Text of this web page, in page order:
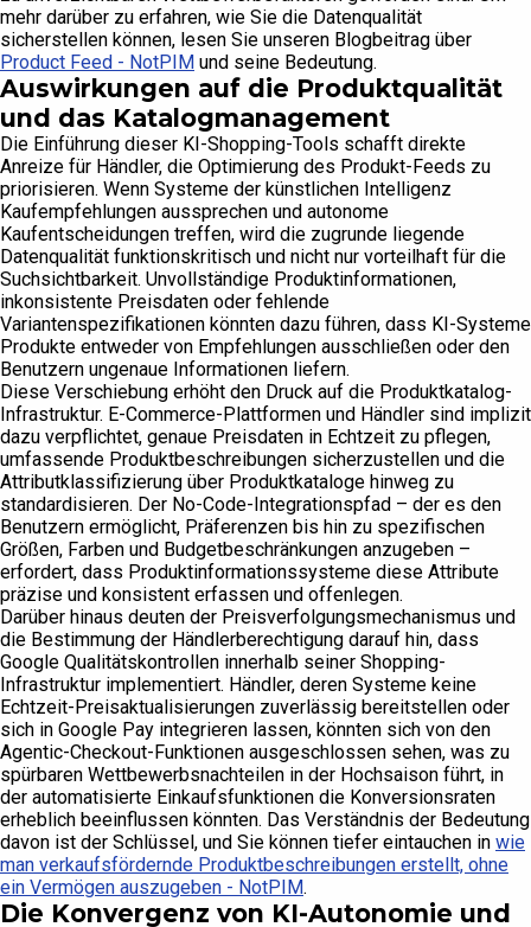
mehr darüber zu erfahren, wie Sie die Datenqualität
sicherstellen können, lesen Sie unseren Blogbeitrag über
Product Feed - NotPIM und seine Bedeutung.
Auswirkungen auf die Produktqualität
und das Katalogmanagement
Die Einführung dieser KI-Shopping-Tools schafft direkte
Anreize für Händler, die Optimierung des Produkt-Feeds zu
priorisieren. Wenn Systeme der künstlichen Intelligenz
Kaufempfehlungen aussprechen und autonome
Kaufentscheidungen treffen, wird die zugrunde liegende
Datenqualität funktionskritisch und nicht nur vorteilhaft für die
Suchsichtbarkeit. Unvollständige Produktinformationen,
inkonsistente Preisdaten oder fehlende
Variantenspezifikationen könnten dazu führen, dass KI-Systeme
Produkte entweder von Empfehlungen ausschließen oder den
Benutzern ungenaue Informationen liefern.
Diese Verschiebung erhöht den Druck auf die Produktkatalog-
Infrastruktur. E-Commerce-Plattformen und Händler sind implizit
dazu verpflichtet, genaue Preisdaten in Echtzeit zu pflegen,
umfassende Produktbeschreibungen sicherzustellen und die
Attributklassifizierung über Produktkataloge hinweg zu
standardisieren. Der No-Code-Integrationspfad – der es den
Benutzern ermöglicht, Präferenzen bis hin zu spezifischen
Größen, Farben und Budgetbeschränkungen anzugeben –
erfordert, dass Produktinformationssysteme diese Attribute
präzise und konsistent erfassen und offenlegen.
Darüber hinaus deuten der Preisverfolgungsmechanismus und
die Bestimmung der Händlerberechtigung darauf hin, dass
Google Qualitätskontrollen innerhalb seiner Shopping-
Infrastruktur implementiert. Händler, deren Systeme keine
Echtzeit-Preisaktualisierungen zuverlässig bereitstellen oder
sich in Google Pay integrieren lassen, könnten sich von den
Agentic-Checkout-Funktionen ausgeschlossen sehen, was zu
spürbaren Wettbewerbsnachteilen in der Hochsaison führt, in
der automatisierte Einkaufsfunktionen die Konversionsraten
erheblich beeinflussen könnten. Das Verständnis der Bedeutung
davon ist der Schlüssel, und Sie können tiefer eintauchen in wie
man verkaufsfördernde Produktbeschreibungen erstellt, ohne
ein Vermögen auszugeben - NotPIM.
Die Konvergenz von KI-Autonomie und